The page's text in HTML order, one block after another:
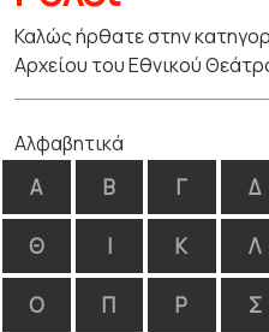
Καλώς ήρθατε στην
Αρχείου του Εθνικού
Αλφαβητικά
Α Β Γ Δ
Θ Ι Κ Λ
Ο Π Ρ Σ